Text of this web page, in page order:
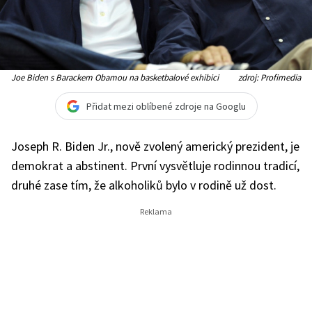
Joe Biden s Barackem Obamou na basketbalové exhibici zdroj: Profimedia
Přidat mezi oblíbené zdroje na Googlu
Joseph R. Biden Jr., nově zvolený americký prezident, je
demokrat a abstinent. První vysvětluje rodinnou tradicí,
druhé zase tím, že alkoholiků bylo v rodině už dost.